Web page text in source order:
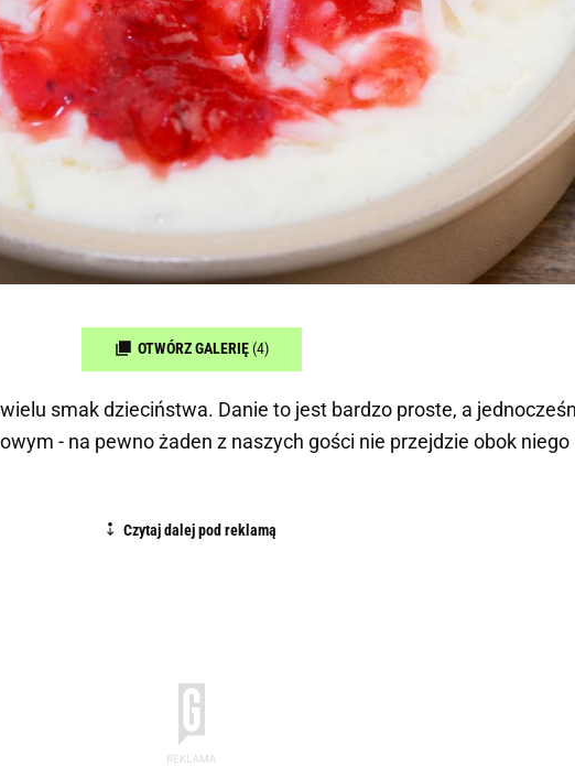
OTWÓRZ GALERIĘ (4)
smak dzieciństwa. Danie to jest bardzo proste, a
- na pewno żaden z naszych gości nie przejdzie obok niego